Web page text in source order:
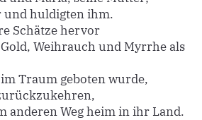
und huldigten ihm.
Schätze hervor
Weihrauch und Myrrhe als
Traum geboten wurde,
anderen Weg heim in ihr Land.